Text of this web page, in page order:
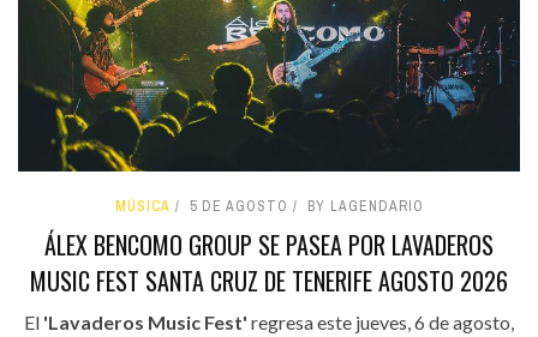
MÚSICA 5 DE AGOSTO BY LAGENDARIO
ÁLEX BENCOMO GROUP SE PASEA POR LAVADEROS
MUSIC FEST SANTA CRUZ DE TENERIFE AGOSTO 2026
El 'Lavaderos Music Fest' regresa este jueves, 6 de agosto,